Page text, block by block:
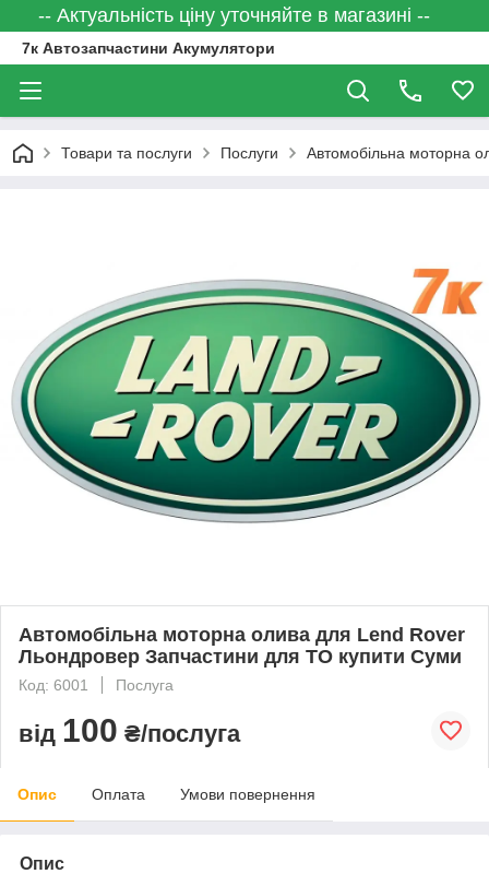
-- Актуальність ціну уточняйте в магазині --
7к Автозапчастини Акумулятори
Товари та послуги Послуги Автомобільна моторна
Автомобільна моторна олива для Lend Rover
Льондровер Запчастини для ТО купити Суми
Код: 6001 Послуга
від 100 ₴/послуга
Опис Оплата Умови повернення
Опис